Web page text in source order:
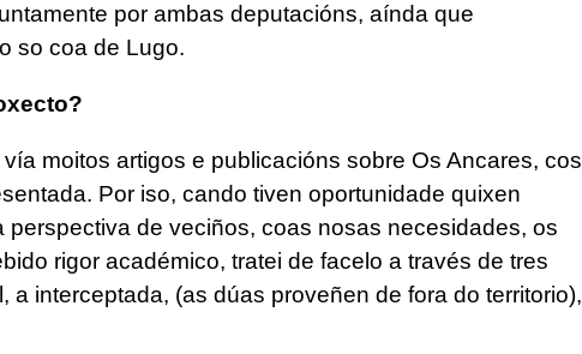
por ambas deputacións, aínda que
so coa de Lugo.
moitos artigos e publicacións sobre Os Ancares, cos
Por iso, cando tiven oportunidade quixen
perspectiva de veciños, coas nosas necesidades, os
rigor académico, tratei de facelo a través de tres
a interceptada, (as dúas proveñen de fora do territorio),